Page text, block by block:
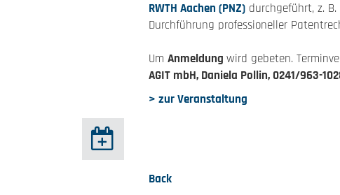
RWTH Aachen (PNZ) durchgeführt, z.
Durchführung professioneller
Um Anmeldung wird gebeten.
AGIT mbH, Daniela Pollin, 0241/963-
> zur Veranstaltung
Back